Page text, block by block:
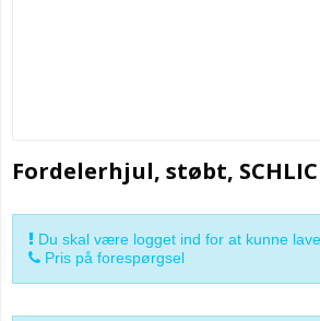
Fordelerhjul, støbt,
Du skal være logget ind for at kunne
Pris på forespørgsel